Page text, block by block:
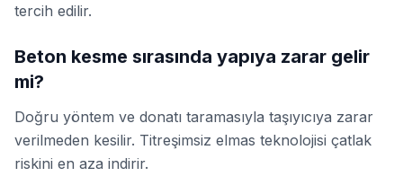
tercih edilir.
Beton kesme sırasında yapıya zarar gelir
mi?
Doğru yöntem ve donatı taramasıyla taşıyıcıya zarar
verilmeden kesilir. Titreşimsiz elmas teknolojisi çatlak
riskini en aza indirir.